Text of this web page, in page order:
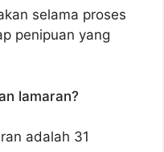
selama proses
penipuan yang
lamaran?
adalah 31